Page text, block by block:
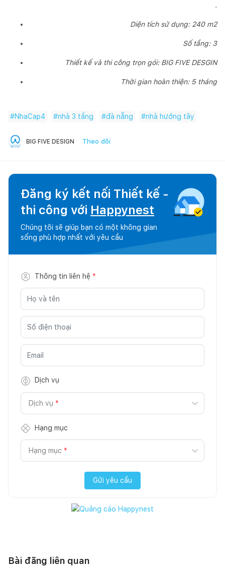
.
Diện tích sử dụng: 240 m2
Số tầng: 3
Thiết kế và thi công trọn gói: BIG FIVE DESGIN
Thời gian hoàn thiện: 5 tháng
#NhaCap4 #nhà 3 tầng #đà nẵng #nhà hướng tây
BIG FIVE DESIGN Theo dõi
Đăng ký kết nối Thiết kế -
thi công với Happynest
Chúng tôi sẽ giúp bạn có một không gian
sống phù hợp nhất với yêu cầu
Thông tin liên hệ *
Dịch vụ
Dịch vụ *
Hạng mục
Hạng mục *
Gửi yêu cầu
Bài đăng liên quan